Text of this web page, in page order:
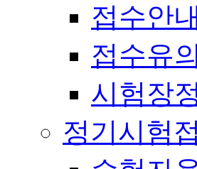
접수안
접수유
시험장
정기시험